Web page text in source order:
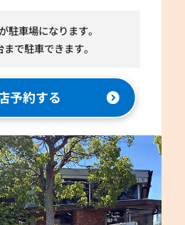
駐車場になります。
で駐車できます。
予約する